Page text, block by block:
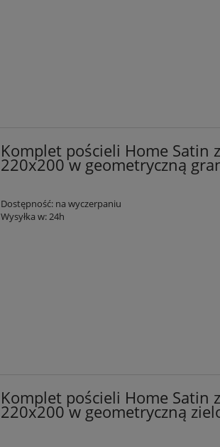
Komplet pościeli Home Satin
220x200 w geometryczną
Dostępność: na wyczerpaniu
Wysyłka w:24h
Komplet pościeli Home Satin
220x200 w geometryczną